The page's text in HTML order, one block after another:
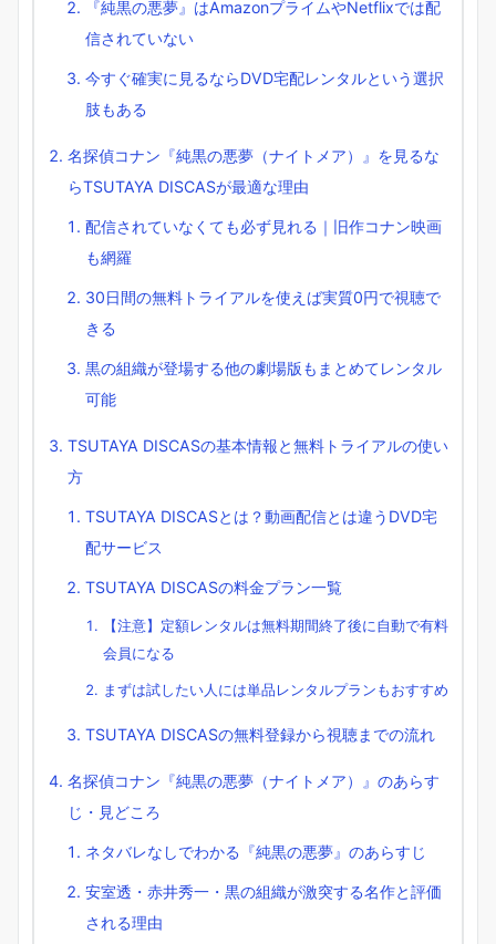
『純黒の悪夢』はAmazonプライムやNetflixでは配
信されていない
今すぐ確実に見るならDVD宅配レンタルという選択
肢もある
名探偵コナン『純黒の悪夢（ナイトメア）』を見るな
らTSUTAYA DISCASが最適な理由
配信されていなくても必ず見れる｜旧作コナン映画
も網羅
30日間の無料トライアルを使えば実質0円で視聴で
きる
黒の組織が登場する他の劇場版もまとめてレンタル
可能
TSUTAYA DISCASの基本情報と無料トライアルの使い
方
TSUTAYA DISCASとは？動画配信とは違うDVD宅
配サービス
TSUTAYA DISCASの料金プラン一覧
【注意】定額レンタルは無料期間終了後に自動で有料
会員になる
まずは試したい人には単品レンタルプランもおすすめ
TSUTAYA DISCASの無料登録から視聴までの流れ
名探偵コナン『純黒の悪夢（ナイトメア）』のあらす
じ・見どころ
ネタバレなしでわかる『純黒の悪夢』のあらすじ
安室透・赤井秀一・黒の組織が激突する名作と評価
される理由